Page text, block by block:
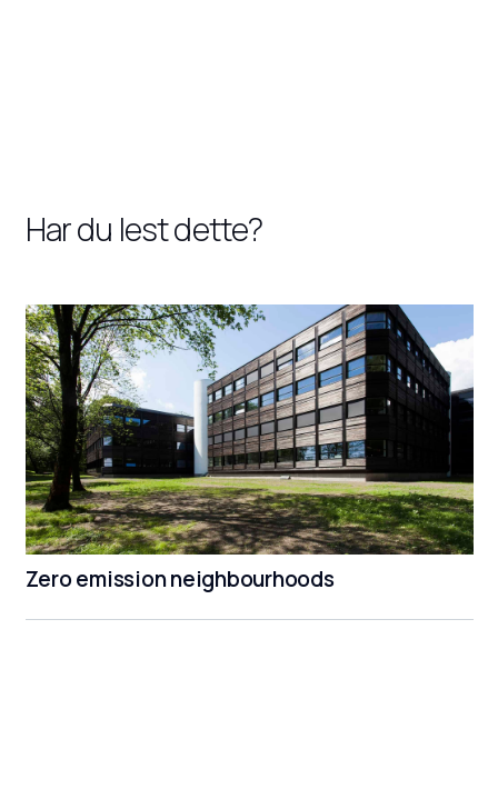
Har du lest dette?
Zero emission neighbourhoods